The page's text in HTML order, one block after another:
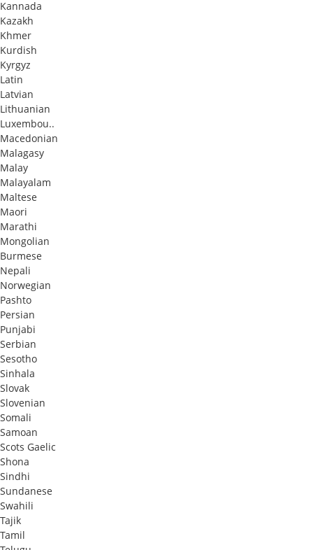
Kannada
Kazakh
Khmer
Kurdish
Kyrgyz
Latin
Latvian
Lithuanian
Luxembou..
Macedonian
Malagasy
Malay
Malayalam
Maltese
Maori
Marathi
Mongolian
Burmese
Nepali
Norwegian
Pashto
Persian
Punjabi
Serbian
Sesotho
Sinhala
Slovak
Slovenian
Somali
Samoan
Scots Gaelic
Shona
Sindhi
Sundanese
Swahili
Tajik
Tamil